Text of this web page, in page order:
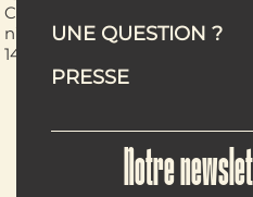
UNE QUESTION ?
PRESSE
Notre
Cité, avec le soleil qui tourne
n’en demandait pas tant !
14, quai de la Mégisserie (1r).
ARTICLE